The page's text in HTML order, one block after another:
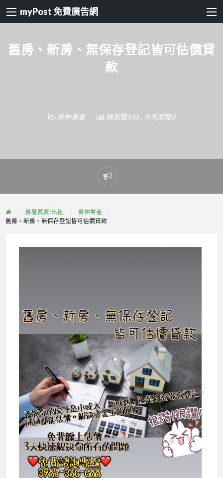
myPost 免費廣告網
舊房、新房、無保存登記皆可估價貸
款
房仲業者 總瀏覽636 , 今天瀏覽0
Report
problem
房屋買賣/出租
房仲業者
舊房、新房、無保存登記皆可估價貸款